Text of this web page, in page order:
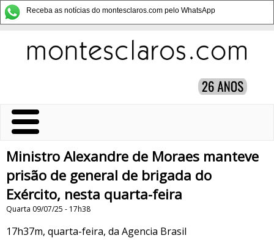
Receba as notícias do montesclaros.com pelo WhatsApp
Ministro Alexandre de Moraes manteve
prisão de general de brigada do
Exército, nesta quarta-feira
Quarta 09/07/25 - 17h38
17h37m, quarta-feira, da Agencia Brasil